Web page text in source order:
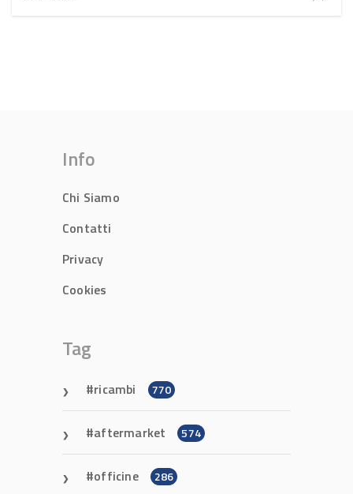
Info
Chi Siamo
Contatti
Privacy
Cookies
Tag
ricambi 770
aftermarket 574
officine 286